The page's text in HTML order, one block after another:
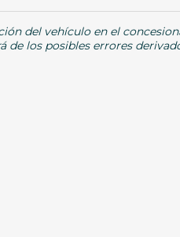
del vehículo en el
de los posibles errores